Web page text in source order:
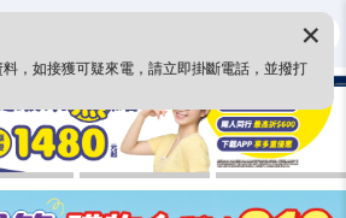
，如接獲可疑來電，請立即掛斷電話，並撥打
✕